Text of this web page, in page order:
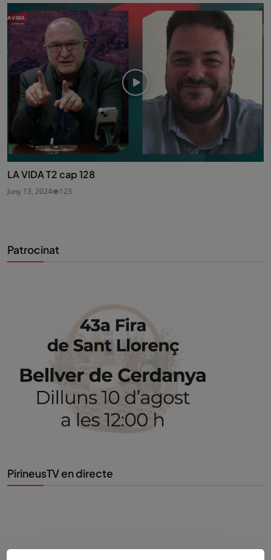
LA VIDA T2 cap 128
Juny 13, 2024 123
Patrocinat
PirineusTV en directe